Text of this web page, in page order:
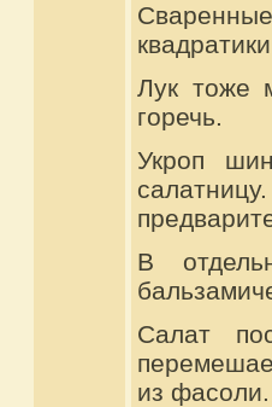
Лук тоже
горечь.
Укроп
В
Салат
из фасоли.